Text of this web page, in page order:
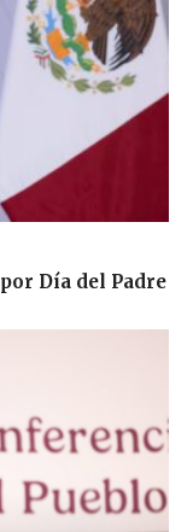
Día del Padre